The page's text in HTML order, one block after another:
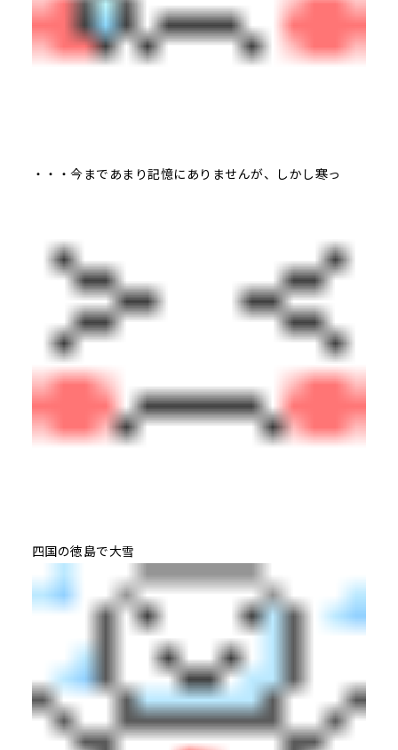
・・・今まであまり記憶にありませんが、しかし寒っ
四国の徳島で大雪